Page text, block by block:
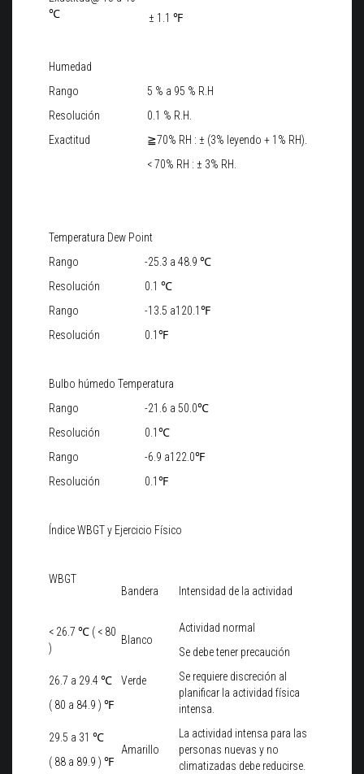
℃
± 1.1 ℉
Humedad
Rango
5 % a 95 % R.H
Resolución
0.1 % R.H.
Exactitud
≧70% RH : ± (3% leyendo + 1% RH).
< 70% RH : ± 3% RH.
Temperatura Dew Point
Rango
Resolución
-25.3 a 48.9 ℃
0.1 ℃
Rango
Resolución
-13.5 a120.1℉
0.1℉
Bulbo húmedo Temperatura
Rango
Resolución
-21.6 a 50.0℃
0.1℃
Rango
Resolución
-6.9 a122.0℉
0.1℉
Índice WBGT y Ejercicio Físico
WBGT
Bandera
Intensidad de la actividad
< 26.7 ℃ ( < 80
)
Blanco
Actividad normal
Se debe tener precaución
26.7 a 29.4 ℃
( 80 a 84.9 ) ℉
Verde
Se requiere discreción al
planificar la actividad física
intensa.
29.5 a 31 ℃
( 88 a 89.9 ) ℉
Amarillo
La actividad intensa para las
personas nuevas y no
climatizadas debe reducirse.